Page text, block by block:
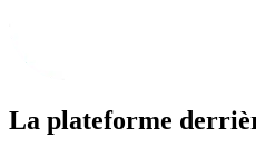
La plateforme